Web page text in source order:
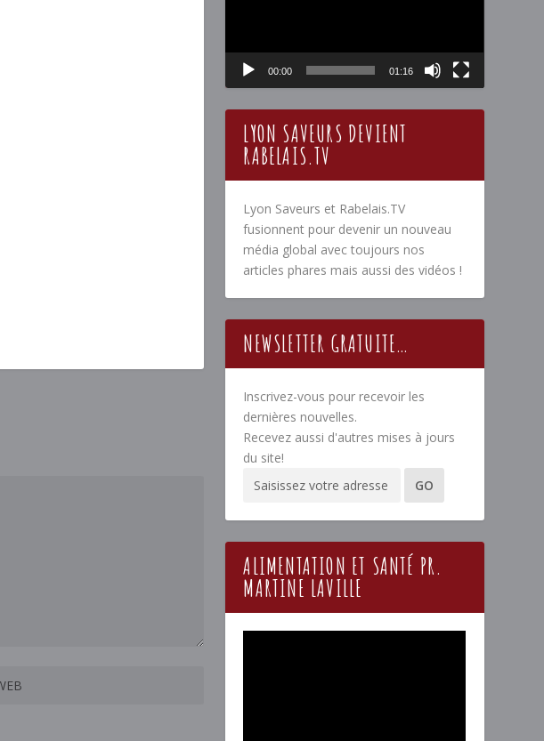
00:00 01:16
LYON SAVEURS DEVIENT
RABELAIS.TV
Lyon Saveurs et Rabelais.TV
fusionnent pour devenir un nouveau
média global avec toujours nos
articles phares mais aussi des vidéos !
NEWSLETTER GRATUITE…
Inscrivez-vous pour recevoir les
dernières nouvelles.
Recevez aussi d'autres mises à jours
du site!
ALIMENTATION ET SANTÉ PR.
MARTINE LAVILLE